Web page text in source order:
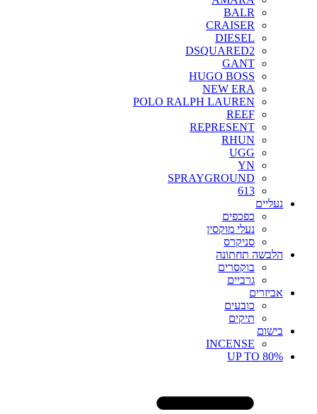
BALR
CRAISER
DIESEL
DSQUARED2
GANT
HUGO BOSS
NEW ERA
POLO RALPH LAUREN
REEF
REPRESENT
RHUN
UGG
YN
SPRAYGROUND
613
נעליים
כפכפים
נעלי מוקסין
סניקרס
הלבשה תחתונה
בוקסרים
גרביים
אביזרים
כובעים
תיקים
בישום
INCENSE
UP TO 80%